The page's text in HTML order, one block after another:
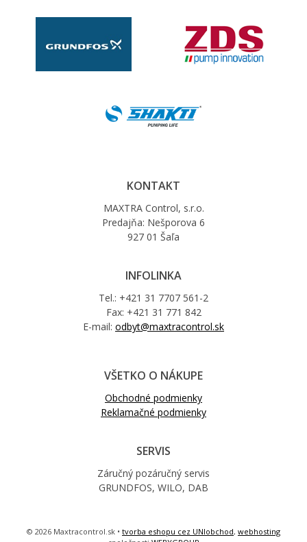
KONTAKT
MAXTRA Control, s.r.o.
Predajňa: Nešporova 6
927 01 Šaľa
INFOLINKA
Tel.: +421 31 7707 561-2
Fax: +421 31 771 842
E-mail: odbyt@maxtracontrol.sk
VŠETKO O NÁKUPE
Obchodné podmienky
Reklamačné podmienky
SERVIS
Záručný pozáručný servis
GRUNDFOS, WILO, DAB
© 2026 Maxtracontrol.sk • tvorba eshopu cez UNIobchod, webhosting